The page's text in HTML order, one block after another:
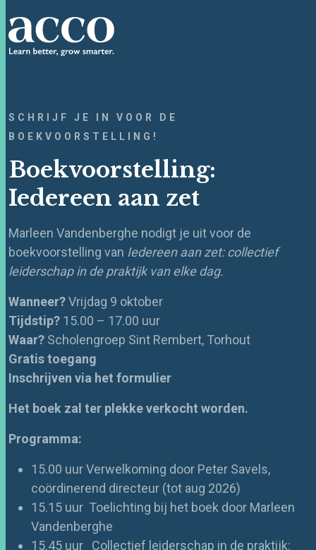
SCHRIJF JE IN VOOR DE
BOEKVOORSTELLING!
Boekvoorstelling:
Iedereen aan zet
Marleen Vandenberghe nodigt je uit voor de
boekvoorstelling van Iedereen aan zet: collectief
leiderschap in de praktijk van elke dag.
Wanneer?Vrijdag 9 oktober
Tijdstip? 15.00 – 17.00 uur
Waar? Scholengroep Sint Rembert, Torhout
Gratis toegang
Inschrijven via het formulier
Het boek zal ter plekke verkocht worden.
Programma:
15.00 uur Verwelkoming door Peter Savels,
coördinerend directeur (tot aug 2026)
15.15 uur Toelichting bij het boek door Marleen
Vandenberghe
15.45 uur Collectief leiderschap in de praktijk: